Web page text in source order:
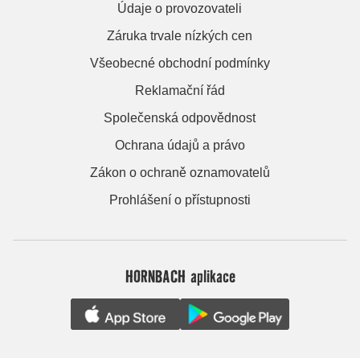
Údaje o provozovateli
Záruka trvale nízkých cen
Všeobecné obchodní podmínky
Reklamační řád
Společenská odpovědnost
Ochrana údajů a právo
Zákon o ochraně oznamovatelů
Prohlášení o přístupnosti
HORNBACH aplikace